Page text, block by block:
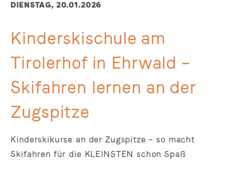
DIENSTAG, 20.01.2026
Kinderskischule am
Tirolerhof in Ehrwald –
Skifahren lernen an der
Zugspitze
Kinderskikurse an der Zugspitze – so macht
Skifahren für die KLEINSTEN schon Spaß